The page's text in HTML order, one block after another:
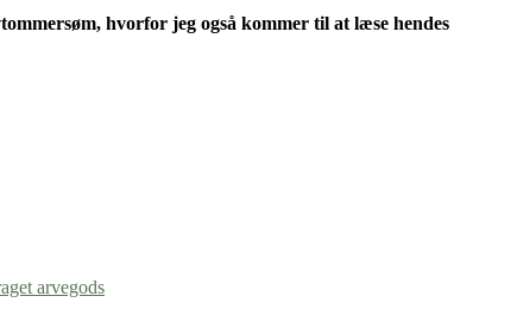
hvorfor jeg også kommer til at læse hendes
arvegods